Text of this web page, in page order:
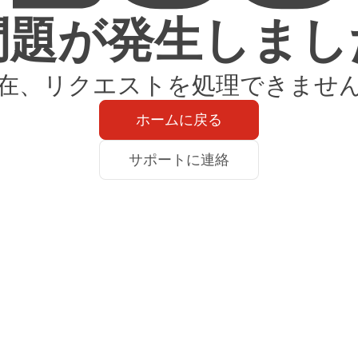
が発生しま
、リクエストを処理できませ
ホームに戻る
サポートに連絡